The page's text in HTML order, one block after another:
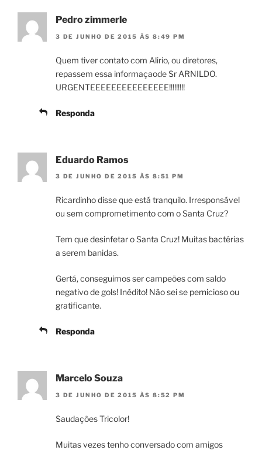
Pedro zimmerle
3 DE JUNHO DE 2015 ÀS 8:49 PM
Quem tiver contato com Alirio, ou diretores,
repassem essa informaçaode Sr ARNILDO.
URGENTEEEEEEEEEEEEEEE!!!!!!!!!
Responda
Eduardo Ramos
3 DE JUNHO DE 2015 ÀS 8:51 PM
Ricardinho disse que está tranquilo. Irresponsável
ou sem comprometimento com o Santa Cruz?
Tem que desinfetar o Santa Cruz! Muitas bactérias
a serem banidas.
Gertá, conseguimos ser campeões com saldo
negativo de gols! Inédito! Não sei se pernicioso ou
gratificante.
Responda
Marcelo Souza
3 DE JUNHO DE 2015 ÀS 8:52 PM
Saudações Tricolor!
Muitas vezes tenho conversado com amigos